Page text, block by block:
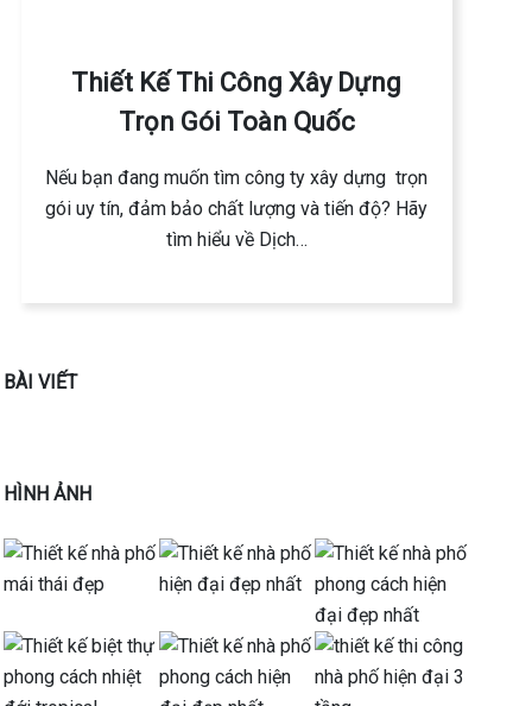
Thiết Kế Thi Công Xây Dựng
Trọn Gói Toàn Quốc
Nếu bạn đang muốn tìm công ty xây dựng trọn
gói uy tín, đảm bảo chất lượng và tiến độ? Hãy
tìm hiểu về Dịch…
BÀI VIẾT
HÌNH ẢNH